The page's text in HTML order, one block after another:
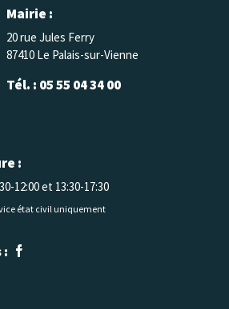
Mairie :
20 rue Jules Ferry
87410 Le Palais-sur-Vienne
Tél. : 05 55 04 34 00
:
12:00 et 13:30-17:30
état civil uniquement
: